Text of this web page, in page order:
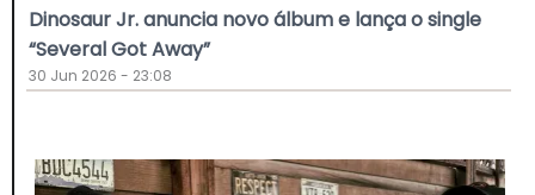
Dinosaur Jr. anuncia novo álbum e lança o single
“Several Got Away”
30 Jun 2026 - 23:08